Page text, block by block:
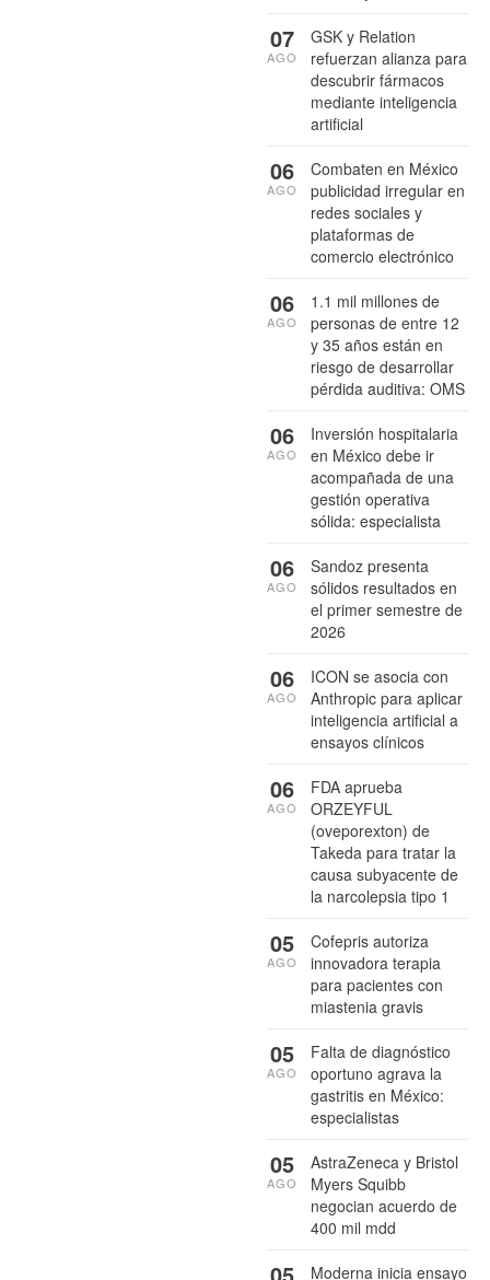
GSK y Relation
refuerzan alianza para
descubrir fármacos
mediante inteligencia
artificial
07
AGO
Combaten en México
publicidad irregular en
redes sociales y
plataformas de
comercio electrónico
06
AGO
1.1 mil millones de
personas de entre 12
y 35 años están en
riesgo de desarrollar
pérdida auditiva: OMS
06
AGO
Inversión hospitalaria
en México debe ir
acompañada de una
gestión operativa
sólida: especialista
06
AGO
Sandoz presenta
sólidos resultados en
el primer semestre de
2026
06
AGO
ICON se asocia con
Anthropic para aplicar
inteligencia artificial a
ensayos clínicos
06
AGO
FDA aprueba
ORZEYFUL
(oveporexton) de
Takeda para tratar la
causa subyacente de
la narcolepsia tipo 1
06
AGO
Cofepris autoriza
innovadora terapia
para pacientes con
miastenia gravis
05
AGO
Falta de diagnóstico
oportuno agrava la
gastritis en México:
especialistas
05
AGO
AstraZeneca y Bristol
Myers Squibb
negocian acuerdo de
400 mil mdd
05
AGO
Moderna inicia ensayo